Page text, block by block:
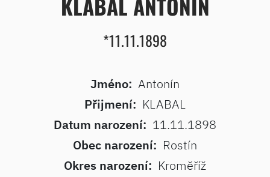
*11.11.1898
Jméno: Antonín
Přijmení: KLABAL
Datum narození: 11.11.1898
Obec narození: Rostín
Okres narození: Kroměříž